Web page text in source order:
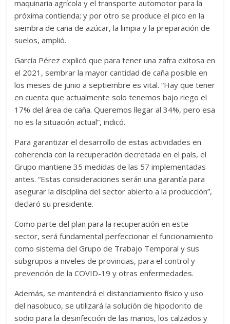
maquinaria agrícola y el transporte automotor para la
próxima contienda; y por otro se produce el pico en la
siembra de caña de azúcar, la limpia y la preparación de
suelos, amplió.
García Pérez explicó que para tener una zafra exitosa en
el 2021, sembrar la mayor cantidad de caña posible en
los meses de junio a septiembre es vital. “Hay que tener
en cuenta que actualmente solo tenemos bajo riego el
17% del área de caña. Queremos llegar al 34%, pero esa
no es la situación actual”, indicó.
Para garantizar el desarrollo de estas actividades en
coherencia con la recuperación decretada en el país, el
Grupo mantiene 35 medidas de las 57 implementadas
antes. “Estas consideraciones serán una garantía para
asegurar la disciplina del sector abierto a la producción”,
declaró su presidente.
Como parte del plan para la recuperación en este
sector, será fundamental perfeccionar el funcionamiento
como sistema del Grupo de Trabajo Temporal y sus
subgrupos a niveles de provincias, para el control y
prevención de la COVID-19 y otras enfermedades.
Además, se mantendrá el distanciamiento físico y uso
del nasobuco, se utilizará la solución de hipoclorito de
sodio para la desinfección de las manos, los calzados y